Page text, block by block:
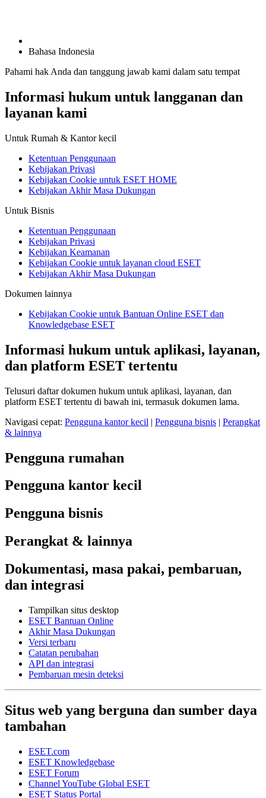
Bahasa Indonesia
Pahami hak Anda dan tanggung jawab kami dalam satu tempat
Informasi hukum untuk langganan dan
layanan kami
Untuk Rumah & Kantor kecil
Ketentuan Penggunaan
Kebijakan Privasi
Kebijakan Cookie untuk ESET HOME
Kebijakan Akhir Masa Dukungan
Untuk Bisnis
Ketentuan Penggunaan
Kebijakan Privasi
Kebijakan Keamanan
Kebijakan Cookie untuk layanan cloud ESET
Kebijakan Akhir Masa Dukungan
Dokumen lainnya
Kebijakan Cookie untuk Bantuan Online ESET dan
Knowledgebase ESET
Informasi hukum untuk aplikasi, layanan,
dan platform ESET tertentu
Telusuri daftar dokumen hukum untuk aplikasi, layanan, dan
platform ESET tertentu di bawah ini, termasuk dokumen lama.
Navigasi cepat: Pengguna kantor kecil | Pengguna bisnis | Perangkat
& lainnya
Pengguna rumahan
Pengguna kantor kecil
Pengguna bisnis
Perangkat & lainnya
Dokumentasi, masa pakai, pembaruan,
dan integrasi
Tampilkan situs desktop
ESET Bantuan Online
Akhir Masa Dukungan
Versi terbaru
Catatan perubahan
API dan integrasi
Pembaruan mesin deteksi
Situs web yang berguna dan sumber daya
tambahan
ESET.com
ESET Knowledgebase
ESET Forum
Channel YouTube Global ESET
ESET Status Portal